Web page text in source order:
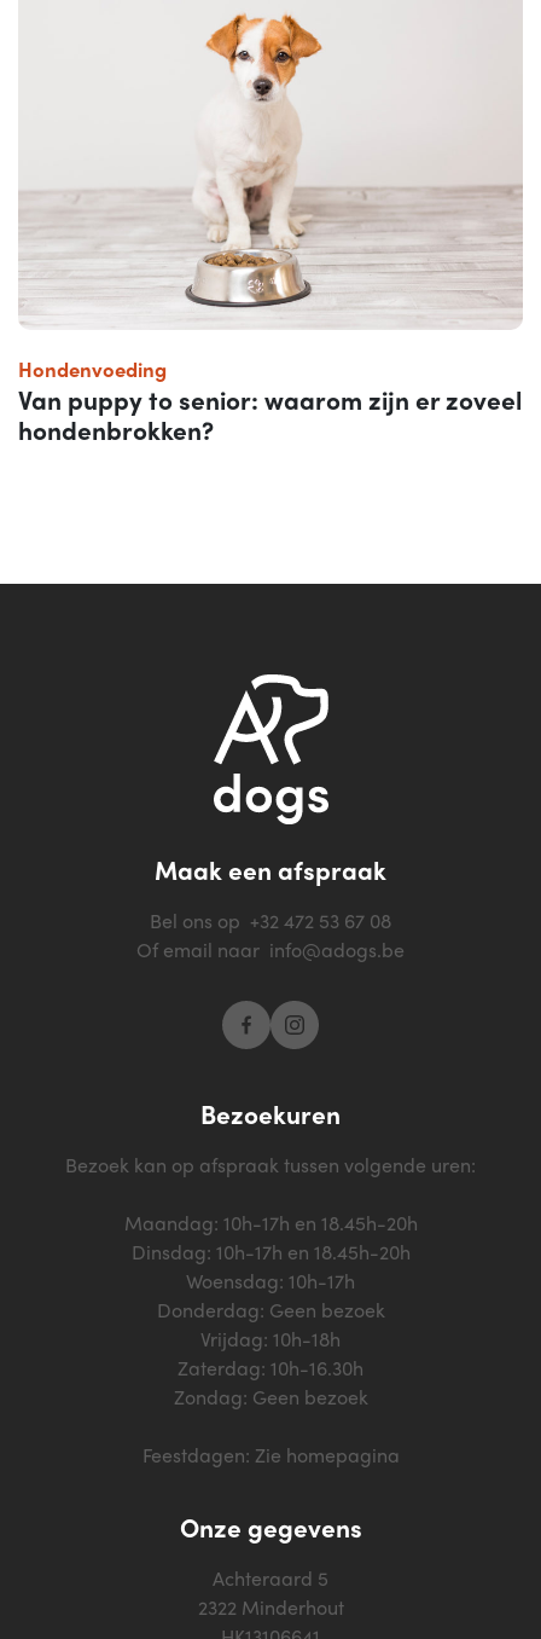
Hondenvoeding
Van puppy to senior: waarom zijn er zoveel
hondenbrokken?
Maak een afspraak
Bel ons op +32 472 53 67 08
Of email naar info@adogs.be
Bezoekuren
Bezoek kan op afspraak tussen volgende uren:
Maandag: 10h-17h en 18.45h-20h
Dinsdag: 10h-17h en 18.45h-20h
Woensdag: 10h-17h
Donderdag: Geen bezoek
Vrijdag: 10h-18h
Zaterdag: 10h-16.30h
Zondag: Geen bezoek
Feestdagen: Zie homepagina
Onze gegevens
Achteraard 5
2322 Minderhout